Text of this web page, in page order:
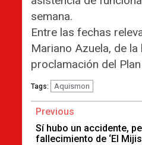
semana.
Entre las fechas
Mariano Azuela, de
proclamación del
Tags: Aquismon
Continue
Reading
Previous
Sí hubo un accidente,
fallecimiento de ‘El